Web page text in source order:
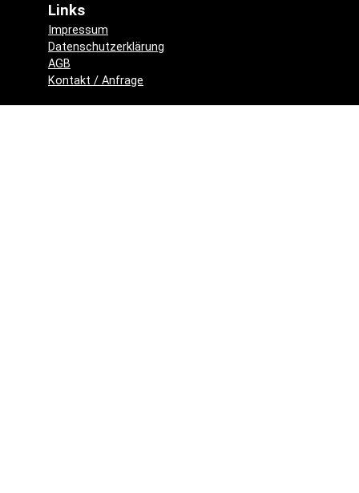
Links
Impressum
Datenschutzerklärung
AGB
Kontakt / Anfrage